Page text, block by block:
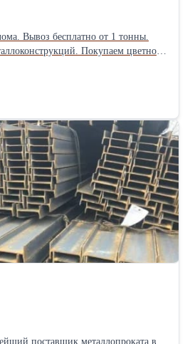
Вывоз бесплатно от 1 тонны.
Покупаем цветной
и Московской области.
поставщик металлопроката в